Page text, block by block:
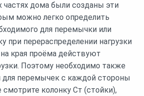
частях дома были созданы эти
можно легко определить
для перемычки или
при перераспределении нагрузки
края проёма действуют
Поэтому необходимо также
для перемычек с каждой стороны
смотрите колонку Ст (стойки),